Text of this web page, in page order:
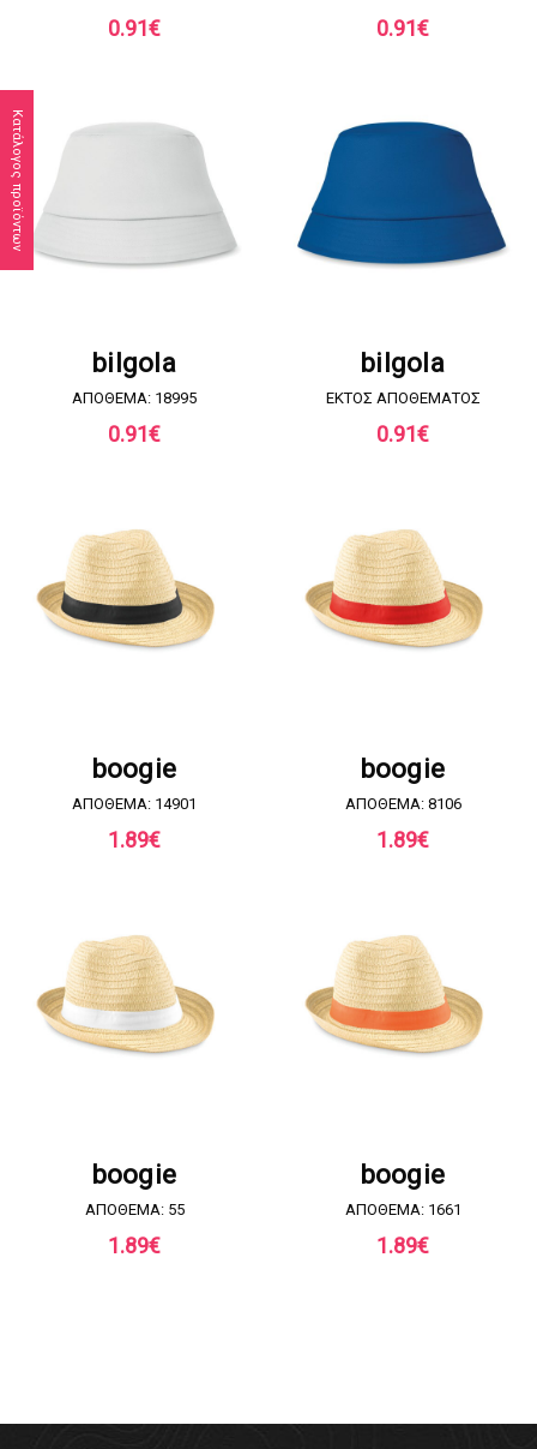
Κατάλογος προϊόντων
0.91€ 0.91€
bilgola
ΑΠΟΘΕΜΑ: 18995
0.91€
bilgola
EKTOΣ ΑΠΟΘΕΜΑΤΟΣ
0.91€
boogie
ΑΠΟΘΕΜΑ: 14901
1.89€
boogie
ΑΠΟΘΕΜΑ: 8106
1.89€
boogie
ΑΠΟΘΕΜΑ: 55
1.89€
boogie
ΑΠΟΘΕΜΑ: 1661
1.89€